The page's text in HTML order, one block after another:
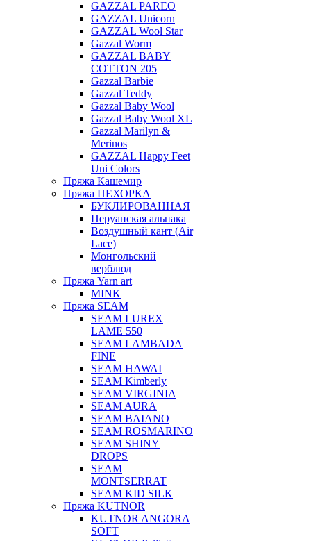
GAZZAL PAREO
GAZZAL Unicorn
GAZZAL Wool Star
Gazzal Worm
GAZZAL BABY
COTTON 205
Gazzal Barbie
Gazzal Teddy
Gazzal Baby Wool
Gazzal Baby Wool XL
Gazzal Marilyn &
Merinos
GAZZAL Happy Feet
Uni Colors
Пряжа Кашемир
Пряжа ПЕХОРКА
БУКЛИРОВАННАЯ
Перуанская альпака
Воздушный кант (Air
Lace)
Монгольский
верблюд
Пряжа Yarn art
MINK
Пряжа SEAM
SEAM LUREX
LAME 550
SEAM LAMBADA
FINE
SEAM HAWAI
SEAM Kimberly
SEAM VIRGINIA
SEAM AURA
SEAM BAIANO
SEAM ROSMARINO
SEAM SHINY
DROPS
SEAM
MONTSERRAT
SEAM KID SILK
Пряжа KUTNOR
KUTNOR ANGORA
SOFT